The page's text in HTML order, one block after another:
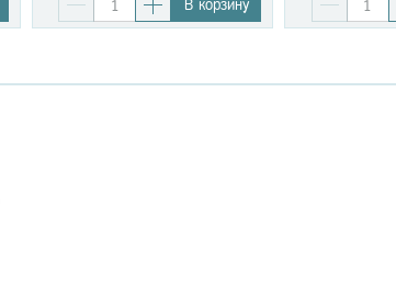
В корзину